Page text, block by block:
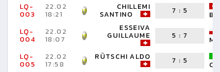
LQ-
003
22.02
18:21
CHILLEMI
SANTINO 7 : 5
LQ-
004
22.02
18:07
ESSEIVA
GUILLAUME 5 : 7
LQ-
005
22.02
17:58
RÜTSCHI ALDO 7 : 5